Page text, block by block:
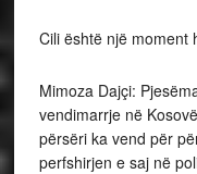
Cili është një moment
Mimoza Dajçi:
vendimarrje në
përsëri ka vend për
perfshirjen e saj në